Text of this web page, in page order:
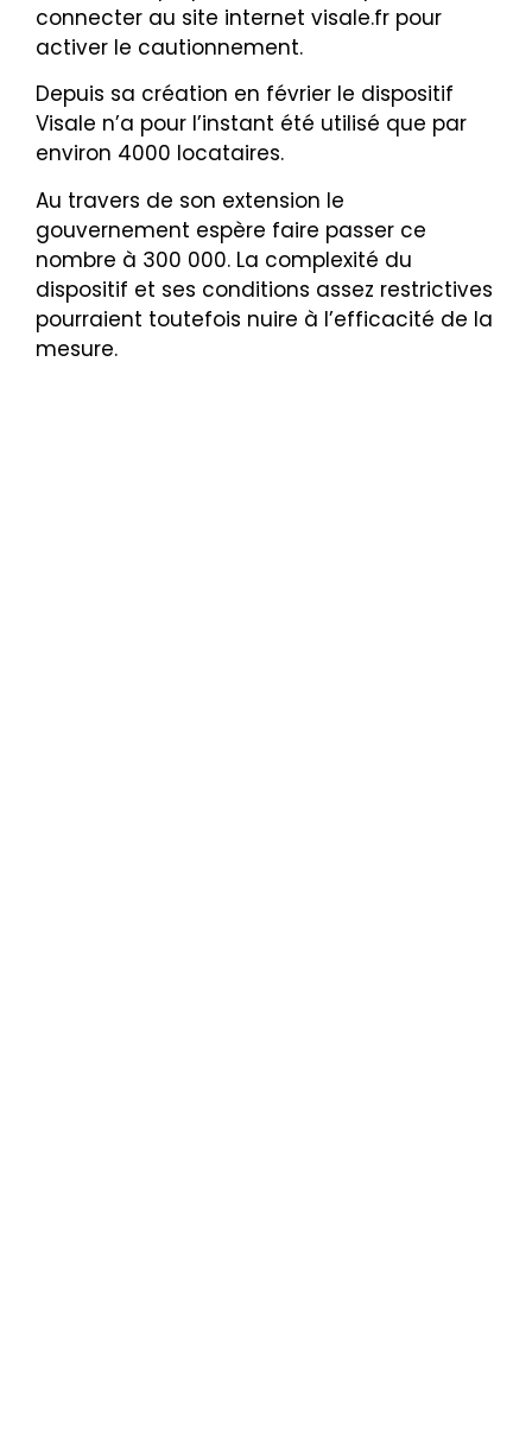
connecter au site internet visale.fr pour
activer le cautionnement.
Depuis sa création en février le dispositif
Visale n’a pour l’instant été utilisé que par
environ 4000 locataires.
Au travers de son extension le
gouvernement espère faire passer ce
nombre à 300 000. La complexité du
dispositif et ses conditions assez restrictives
pourraient toutefois nuire à l’efficacité de la
mesure.